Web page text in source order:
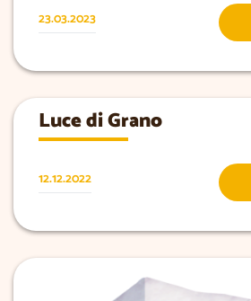
23.03.2023
Luce di Grano
12.12.2022